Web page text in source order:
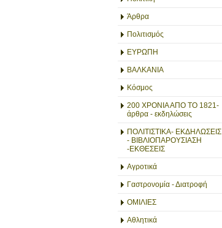
Άρθρα
Πολιτισμός
ΕΥΡΩΠΗ
ΒΑΛΚΑΝΙΑ
Κόσμος
200 ΧΡΟΝΙΑ ΑΠΟ ΤΟ 1821-
άρθρα - εκδηλώσεις
ΠΟΛΙΤΙΣΤΙΚΑ- ΕΚΔΗΛΩΣΕΙΣ
- ΒΙΒΛΙΟΠΑΡΟΥΣΙΑΣΗ
-ΕΚΘΕΣΕΙΣ
Αγροτικά
Γαστρονομία - Διατροφή
ΟΜΙΛΙΕΣ
Αθλητικά